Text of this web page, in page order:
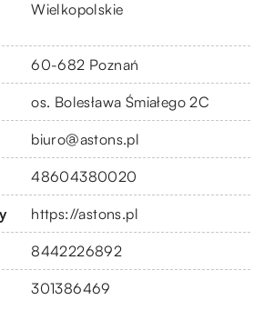
Wielkopolskie
60-682 Poznań
os. Bolesława Śmiałego 2C
biuro@astons.pl
48604380020
https://astons.pl
8442226892
301386469